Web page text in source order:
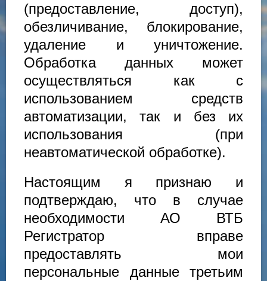
(предоставление, доступ),
обезличивание, блокирование,
удаление и уничтожение.
Обработка данных может
осуществляться как с
использованием средств
автоматизации, так и без их
использования (при
неавтоматической обработке).
Настоящим я признаю и
подтверждаю, что в случае
необходимости АО ВТБ
Регистратор вправе
предоставлять мои
персональные данные третьим